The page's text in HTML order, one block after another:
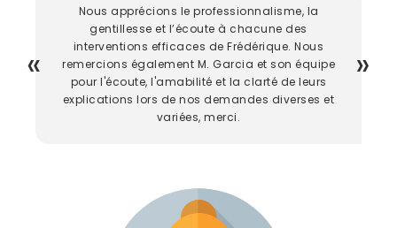
Nous apprécions le professionnalisme, la
gentillesse et l’écoute à chacune des
interventions efficaces de Frédérique. Nous
remercions également M. Garcia et son équipe
pour l'écoute, l'amabilité et la clarté de leurs
explications lors de nos demandes diverses et
variées, merci.